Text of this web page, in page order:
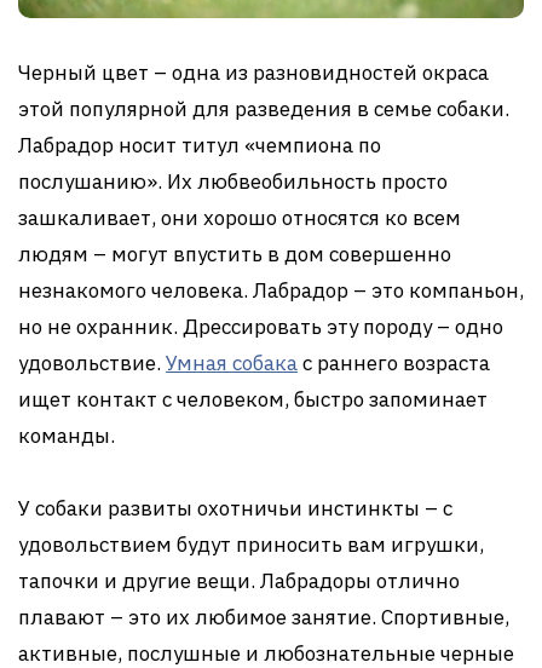
Черный цвет – одна из разновидностей окраса
этой популярной для разведения в семье собаки.
Лабрадор носит титул «чемпиона по
послушанию». Их любвеобильность просто
зашкаливает, они хорошо относятся ко всем
людям – могут впустить в дом совершенно
незнакомого человека. Лабрадор – это компаньон,
но не охранник. Дрессировать эту породу – одно
удовольствие. Умная собакас раннего возраста
ищет контакт с человеком, быстро запоминает
команды.
У собаки развиты охотничьи инстинкты – с
удовольствием будут приносить вам игрушки,
тапочки и другие вещи. Лабрадоры отлично
плавают – это их любимое занятие. Спортивные,
активные, послушные и любознательные черные